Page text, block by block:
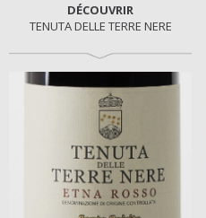
DÉCOUVRIR
TENUTA DELLE TERRE NERE